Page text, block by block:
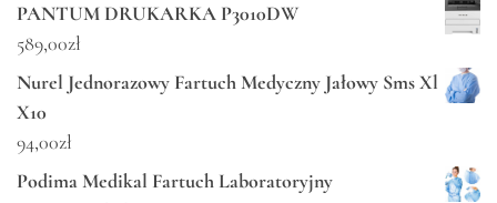
PANTUM DRUKARKA P3010DW
589,00zł
Nurel Jednorazowy Fartuch Medyczny Jałowy Sms Xl
X10
94,00zł
Podima Medikal Fartuch Laboratoryjny